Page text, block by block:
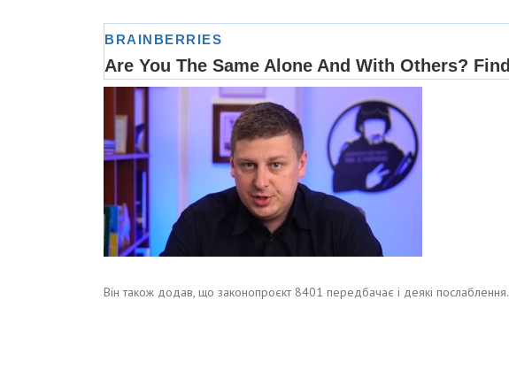
Він також додав, що законопроєкт 8401 передбачає і деякі послаблення.